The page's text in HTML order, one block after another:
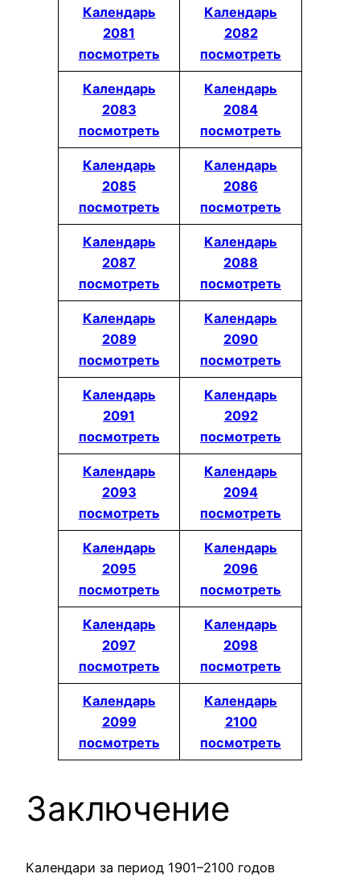
Календарь
2081
посмотреть
Календарь
2082
посмотреть
Календарь
2083
посмотреть
Календарь
2084
посмотреть
Календарь
2085
посмотреть
Календарь
2086
посмотреть
Календарь
2087
посмотреть
Календарь
2088
посмотреть
Календарь
2089
посмотреть
Календарь
2090
посмотреть
Календарь
2091
посмотреть
Календарь
2092
посмотреть
Календарь
2093
посмотреть
Календарь
2094
посмотреть
Календарь
2095
посмотреть
Календарь
2096
посмотреть
Календарь
2097
посмотреть
Календарь
2098
посмотреть
Календарь
2099
посмотреть
Календарь
2100
посмотреть
Заключение
Календари за период 1901–2100 годов